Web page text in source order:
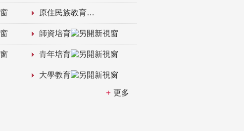
原住民族教育
師資培育
青年培育
大學教育
更多